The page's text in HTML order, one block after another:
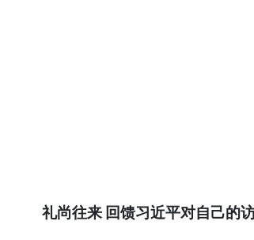
礼尚往来 回馈习近平对自己的